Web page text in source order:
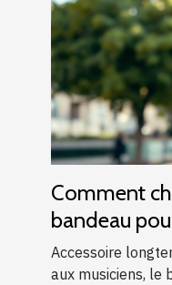
Comment
bandeau
modernes ?
Accessoire
aux musiciens, le